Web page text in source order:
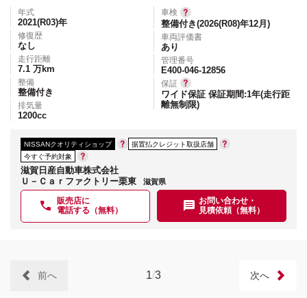
年式
2021(R03)年
修復歴
なし
走行距離
7.1 万km
整備
整備付き
排気量
1200cc
車検
整備付き(2026(R08)年12月)
車両評価書
あり
管理番号
E400-046-12856
保証
ワイド保証 保証期間:1年(走行距
離無制限)
NISSANクオリティショップ
据置払クレジット取扱店舗
今すぐ予約対象
滋賀日産自動車株式会社
Ｕ－Ｃａｒファクトリー栗東
滋賀県
販売店に
電話する（無料）
お問い合わせ・
見積依頼（無料）
1/3
前へ 次へ